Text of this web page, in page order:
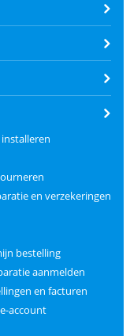
en verzekeringen
bestelling
aanmelden
en facturen
account